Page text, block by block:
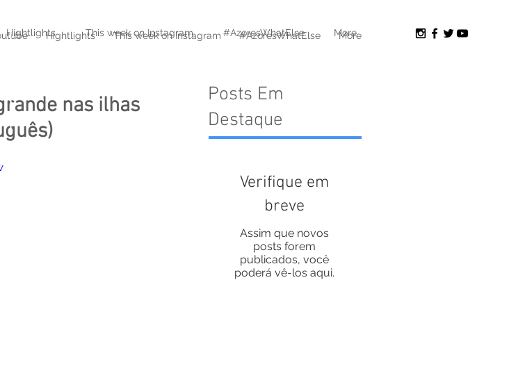
Hightlights This week on Instagram #AzoresWhatElse More
nas ilhas
Posts Em
Destaque
Verifique em
breve
Assim que novos
posts forem
publicados, você
poderá vê-los aqui.
Hightlights This week on Instagram #AzoresWhatElse More